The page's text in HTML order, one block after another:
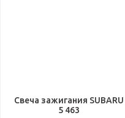
Свеча зажигания SUBARU
5 463